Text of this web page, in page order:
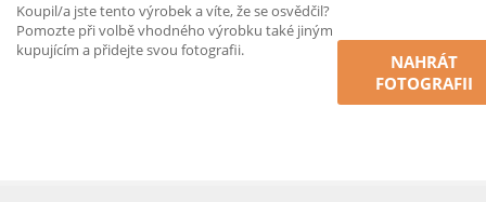
Koupil/a jste tento výrobek a víte, že se osvědčil?
Pomozte při volbě vhodného výrobku také jiným
kupujícím a přidejte svou fotografii.
NAHRÁT
FOTOGRAFII